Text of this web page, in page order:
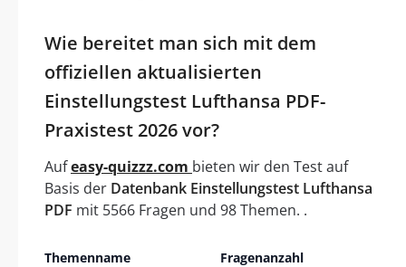
Wie bereitet man sich mit dem
offiziellen aktualisierten
Einstellungstest Lufthansa PDF-
Praxistest 2026 vor?
Aufeasy-quizzz.com bieten wir den Test auf
Basis der Datenbank Einstellungstest Lufthansa
PDF mit 5566 Fragen und 98 Themen. .
Themenname Fragenanzahl